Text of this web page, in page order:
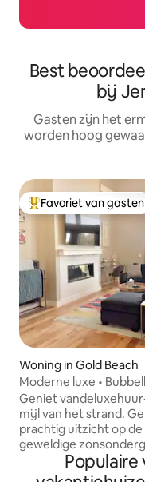
Best
bij
Gasten zijn het
worden hoog
Topfavoriet van
Favoriet van gasten
Woning in Gold Beach
Moderne luxe •
de oceaan, EV-oplader
Geniet
mijl van het strand.
prachtig uitzicht op de
geweldige
patio, die een HOT
heeft Het perfecte toevluchtsoord aan